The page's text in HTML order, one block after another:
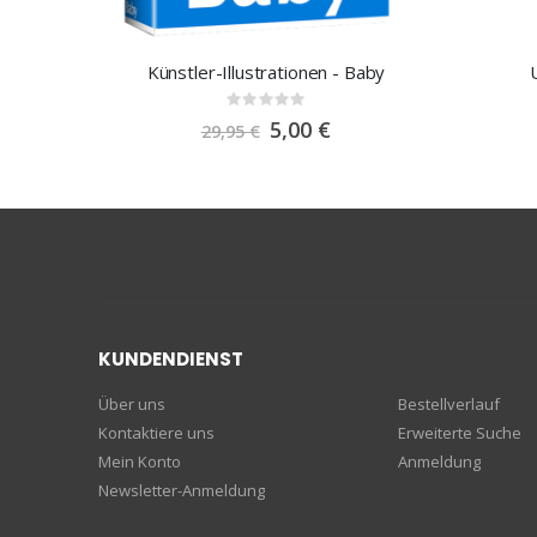
Künstler-Illustrationen - Baby
Rating:
29,95 € Special
Price
5,00 €
KUNDENDIENST
Über uns
Kontaktiere uns
Mein Konto
Newsletter-Anmeldung
Bestellverlauf
Erweiterte Suche
Anmeldung